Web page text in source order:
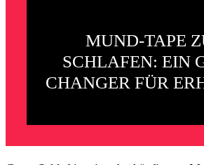
MUND-TAPE
SCHLAFEN: EIN
CHANGER FÜR